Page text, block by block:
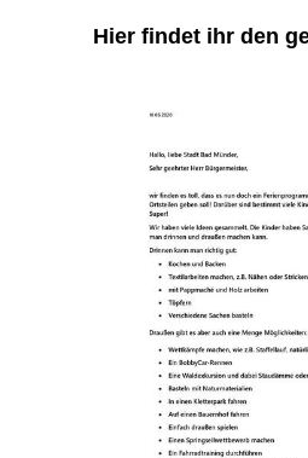
Hier findet ihr den